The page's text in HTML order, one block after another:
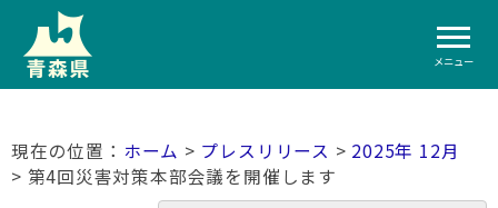
メニュー
ホーム > プレスリリース > 2025年 12月
> 第4回災害対策本部会議を開催します